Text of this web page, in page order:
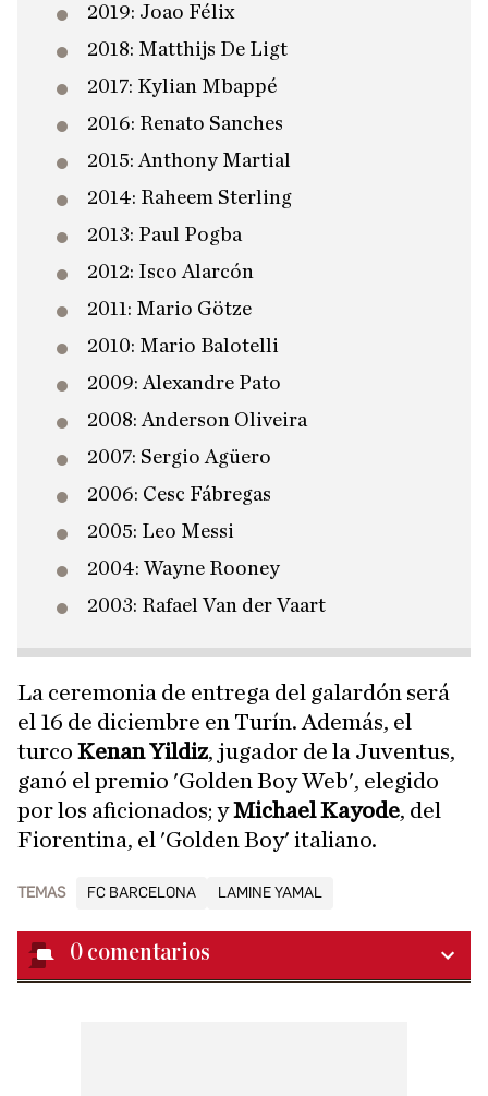
2019: Joao Félix
2018: Matthijs De Ligt
2017: Kylian Mbappé
2016: Renato Sanches
2015: Anthony Martial
2014: Raheem Sterling
2013: Paul Pogba
2012: Isco Alarcón
2011: Mario Götze
2010: Mario Balotelli
2009: Alexandre Pato
2008: Anderson Oliveira
2007: Sergio Agüero
2006: Cesc Fábregas
2005: Leo Messi
2004: Wayne Rooney
2003: Rafael Van der Vaart
La ceremonia de entrega del galardón será
el 16 de diciembre en Turín. Además, el
turco Kenan Yildiz, jugador de la Juventus,
ganó el premio 'Golden Boy Web', elegido
por los aficionados; yMichael Kayode, del
Fiorentina, el 'Golden Boy' italiano.
TEMAS FC BARCELONA LAMINE YAMAL
0 comentarios